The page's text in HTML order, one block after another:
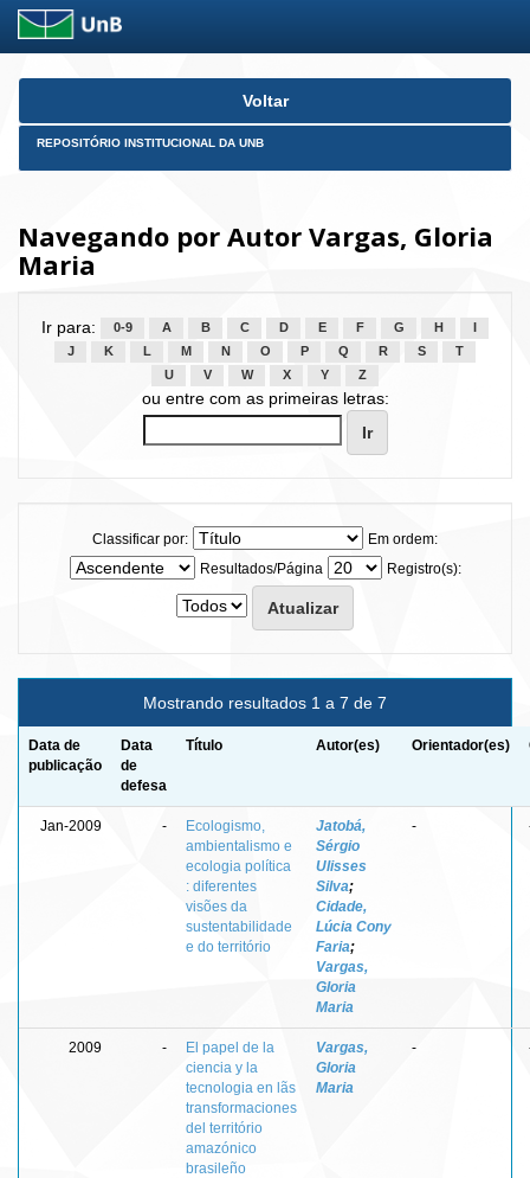
Skip
Voltar
REPOSITÓRIO INSTITUCIONAL DA UNB
Navegando por Autor Vargas, Gloria
Maria
Ir para: 0-9 A B C D E F G H
J
K L M N O P Q R S
T
U
V W X Y Z
ou entre com as primeiras letras:
Classificar por:
Em ordem:
Resultados/Página
Registro(s):
Mostrando resultados 1 a 7 de 7
Data de
publicação
Data
de
defesa
Título Autor(es) Orientador(es)
Jan-2009 -
Ecologismo,
ambientalismo e
ecologia política
: diferentes
visões da
sustentabilidade
e do território
Jatobá,
Sérgio
Ulisses
Silva;
Cidade,
Lúcia Cony
Faria;
Vargas,
Gloria
Maria
-
2009 -
El papel de la
ciencia y la
tecnologia en lãs
transformaciones
del território
amazónico
brasileño
Vargas,
Gloria
Maria
-